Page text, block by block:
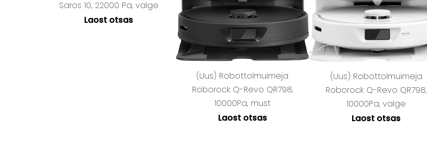
Saros 10, 22000 Pa, valge
Laost otsas
(Uus) Robottolmuimeja
Roborock Q-Revo QR798,
10000Pa, must
Laost otsas
(Uus) Robottolmuimeja
Roborock Q-Revo QR798,
10000Pa, valge
Laost otsas